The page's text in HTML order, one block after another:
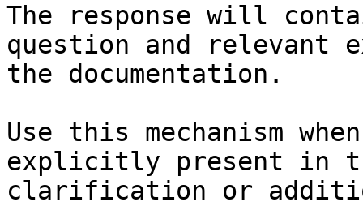
The response will
question and relevant
the documentation.
Use this mechanism
explicitly present in
clarification or